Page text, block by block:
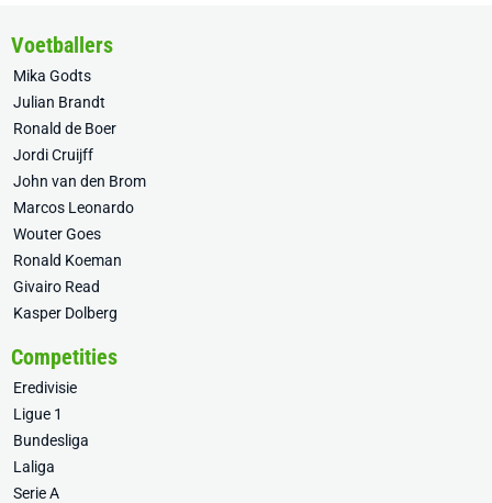
Voetballers
Mika Godts
Julian Brandt
Ronald de Boer
Jordi Cruijff
John van den Brom
Marcos Leonardo
Wouter Goes
Ronald Koeman
Givairo Read
Kasper Dolberg
Competities
Eredivisie
Ligue 1
Bundesliga
Laliga
Serie A